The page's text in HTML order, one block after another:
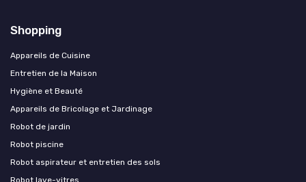
Shopping
Appareils de Cuisine
Entretien de la Maison
Hygiène et Beauté
Appareils de Bricolage et Jardinage
Robot de jardin
Robot piscine
Robot aspirateur et entretien des sols
Robot lave-vitres